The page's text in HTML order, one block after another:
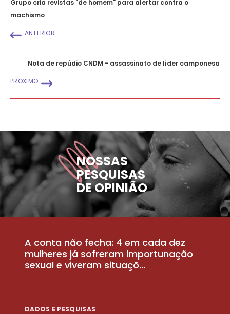
Grupo cria revistas "de homem" para alertar contra o
machismo
ANTERIOR
Nota de repúdio CNDM - assassinato de líder camponesa
PRÓXIMO
NOSSAS
PESQUISAS
DE OPINIÃO
A conta não fecha: 4 em cada dez
mulheres já sofreram importunação
sexual e viveram situaçõ...
DADOS E PESQUISAS